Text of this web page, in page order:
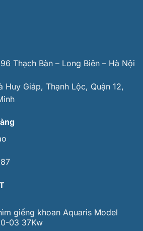
Thạch Bàn – Long Biên – Hà Nội
Huy Giáp, Thạnh Lộc, Quận 12,
giếng khoan Aquaris Model
03 37Kw